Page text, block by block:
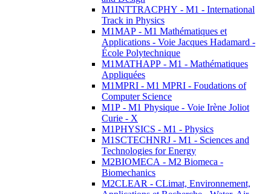
M1INTTRACPHY - M1 - International
Track in Physics
M1MAP - M1 Mathématiques et
Applications - Voie Jacques Hadamard -
École Polytechnique
M1MATHAPP - M1 - Mathématiques
Appliquées
M1MPRI - M1 MPRI - Foudations of
Computer Science
M1P - M1 Physique - Voie Irène Joliot
Curie - X
M1PHYSICS - M1 - Physics
M1SCTECHNRJ - M1 - Sciences and
Technologies for Energy
M2BIOMECA - M2 Biomeca -
Biomechanics
M2CLEAR - CLimat, Environnement,